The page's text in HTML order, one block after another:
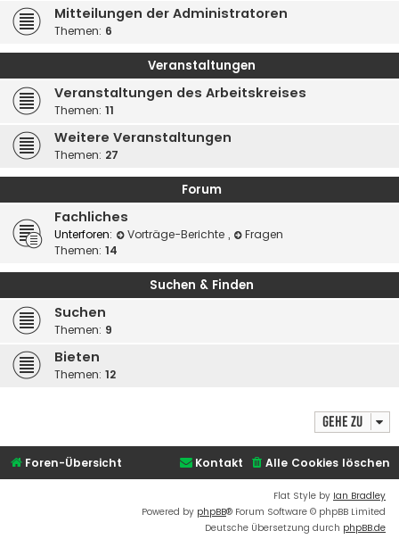
Mitteilungen der Administratoren
Themen: 6
Veranstaltungen
Veranstaltungen des Arbeitskreises
Themen: 11
Weitere Veranstaltungen
Themen: 27
Forum
Fachliches
Unterforen: Vorträge-Berichte ,
Fragen
Themen: 14
Suchen & Finden
Suchen
Themen: 9
Bieten
Themen: 12
Gehe zu
Foren-Übersicht Alle Cookies löschen
Kontakt
Flat Style by Ian Bradley
Powered by phpBB® Forum Software © phpBB Limited
Deutsche Übersetzung durch phpBB.de